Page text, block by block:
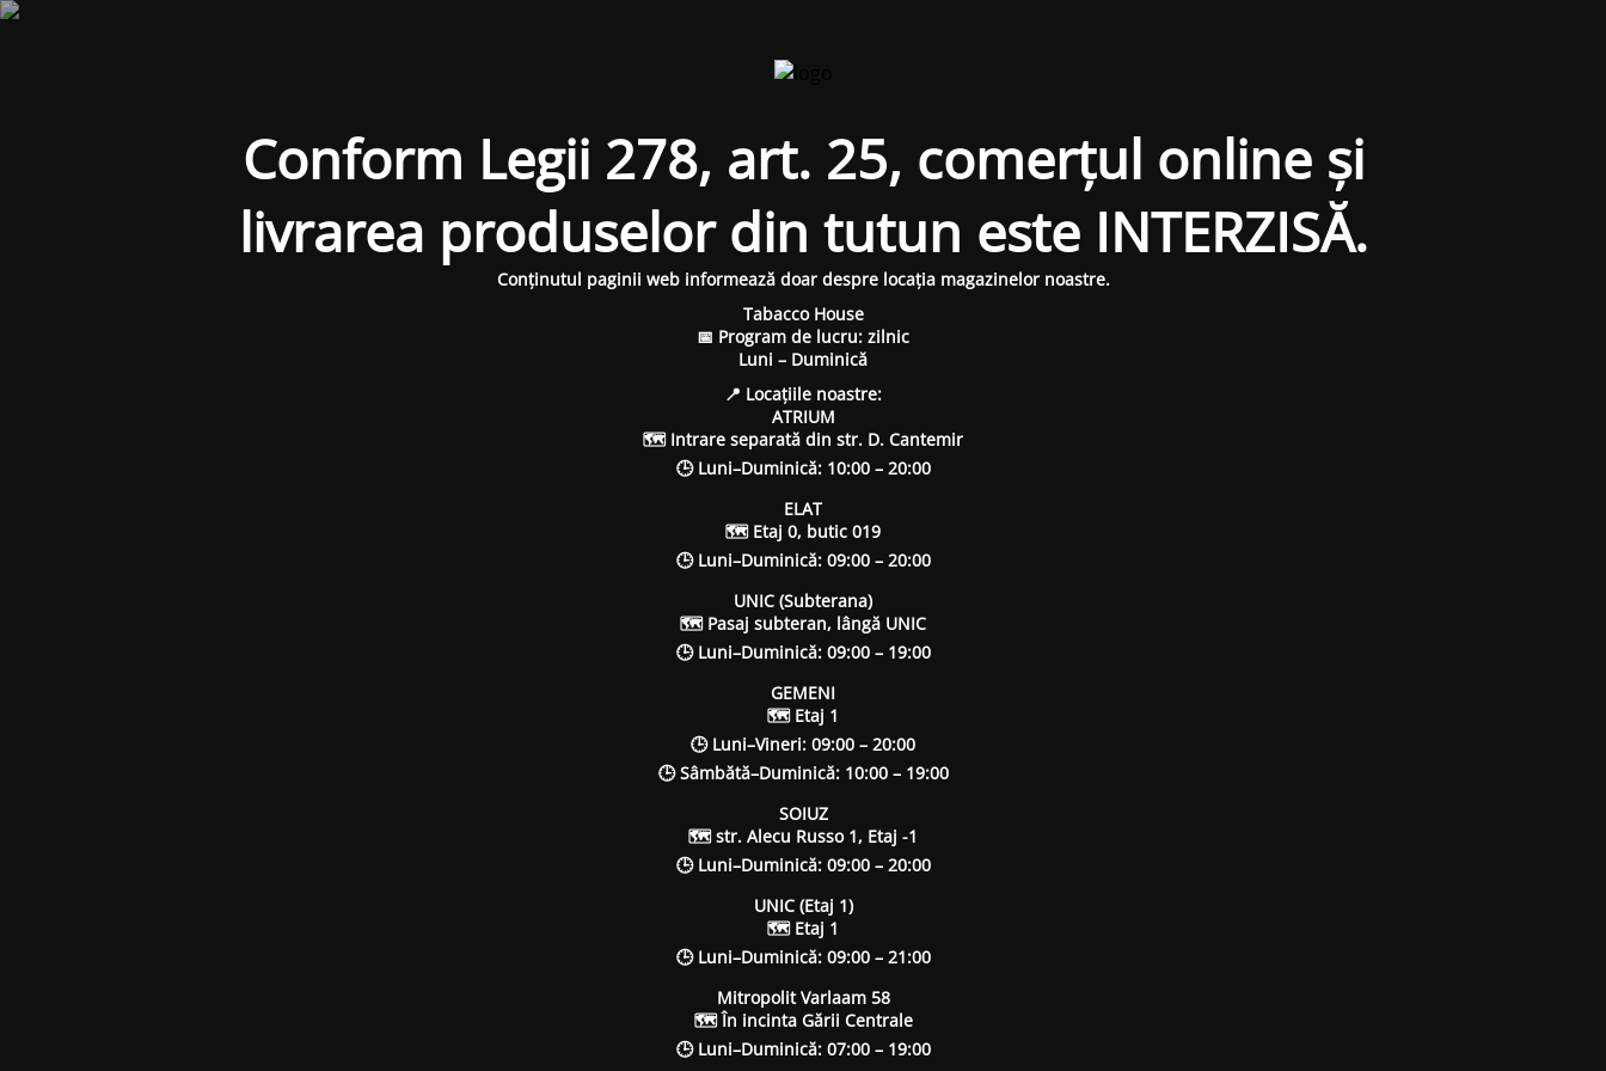
Conform Legii 278, art. 25, comerțul online și
livrarea produselor din tutun este INTERZISĂ.
Conținutul paginii web informează doar despre locația magazinelor noastre.
Tabacco House
📅 Program de lucru: zilnic
Luni – Duminică
📍 Locațiile noastre:
ATRIUM
🗺 Intrare separată din str. D. Cantemir
🕒 Luni–Duminică: 10:00 – 20:00
ELAT
🗺 Etaj 0, butic 019
🕒 Luni–Duminică: 09:00 – 20:00
UNIC (Subterana)
🗺 Pasaj subteran, lângă UNIC
🕒 Luni–Duminică: 09:00 – 19:00
GEMENI
🗺 Etaj 1
🕒 Luni–Vineri: 09:00 – 20:00
🕒 Sâmbătă–Duminică: 10:00 – 19:00
SOIUZ
🗺 str. Alecu Russo 1, Etaj -1
🕒 Luni–Duminică: 09:00 – 20:00
UNIC (Etaj 1)
🗺 Etaj 1
🕒 Luni–Duminică: 09:00 – 21:00
Mitropolit Varlaam 58
🗺 În incinta Gării Centrale
🕒 Luni–Duminică: 07:00 – 19:00